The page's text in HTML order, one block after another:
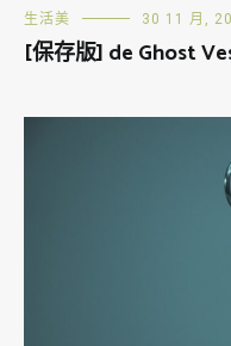
生活美 30 11 月,
[保存版] de Ghost